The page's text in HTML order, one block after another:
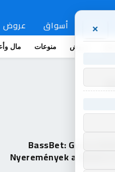
اخبار أسواق عروض
عروض منوعات مال
BassBet:
Nyeremények a Modern
×